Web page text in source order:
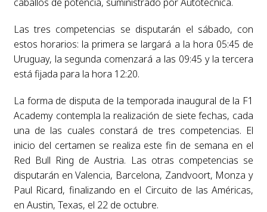
Las tres competencias se disputarán el sábado, con
estos horarios: la primera se largará a la hora 05:45 de
Uruguay, la segunda comenzará a las 09:45 y la tercera
está fijada para la hora 12:20.
La forma de disputa de la temporada inaugural de la F1
Academy contempla la realización de siete fechas, cada
una de las cuales constará de tres competencias. El
inicio del certamen se realiza este fin de semana en el
Red Bull Ring de Austria. Las otras competencias se
disputarán en Valencia, Barcelona, Zandvoort, Monza y
Paul Ricard, finalizando en el Circuito de las Américas,
en Austin, Texas, el 22 de octubre.